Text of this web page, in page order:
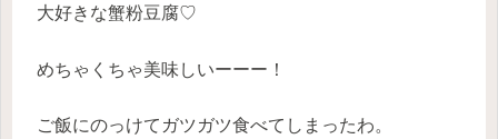
大好きな蟹粉豆腐♡
めちゃくちゃ美味しいーーー！
ご飯にのっけてガツガツ食べてしまったわ。